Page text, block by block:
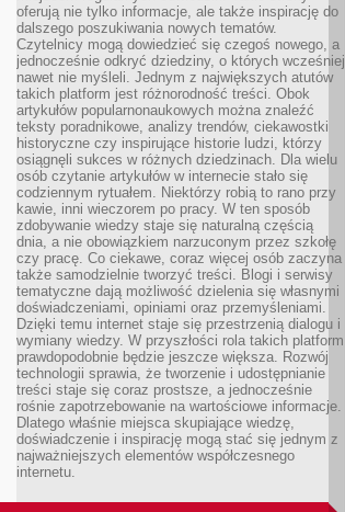
oferują nie tylko informacje, ale także inspirację do
dalszego poszukiwania nowych tematów.
Czytelnicy mogą dowiedzieć się czegoś nowego, a
jednocześnie odkryć dziedziny, o których wcześniej
nawet nie myśleli. Jednym z największych atutów
takich platform jest różnorodność treści. Obok
artykułów popularnonaukowych można znaleźć
teksty poradnikowe, analizy trendów, ciekawostki
historyczne czy inspirujące historie ludzi, którzy
osiągnęli sukces w różnych dziedzinach. Dla wielu
osób czytanie artykułów w internecie stało się
codziennym rytuałem. Niektórzy robią to rano przy
kawie, inni wieczorem po pracy. W ten sposób
zdobywanie wiedzy staje się naturalną częścią
dnia, a nie obowiązkiem narzuconym przez szkołę
czy pracę. Co ciekawe, coraz więcej osób zaczyna
także samodzielnie tworzyć treści. Blogi i serwisy
tematyczne dają możliwość dzielenia się własnymi
doświadczeniami, opiniami oraz przemyśleniami.
Dzięki temu internet staje się przestrzenią dialogu i
wymiany wiedzy. W przyszłości rola takich platform
prawdopodobnie będzie jeszcze większa. Rozwój
technologii sprawia, że tworzenie i udostępnianie
treści staje się coraz prostsze, a jednocześnie
rośnie zapotrzebowanie na wartościowe informacje.
Dlatego właśnie miejsca skupiające wiedzę,
doświadczenie i inspirację mogą stać się jednym z
najważniejszych elementów współczesnego
internetu.